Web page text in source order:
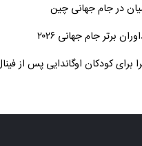
در جام جهانی چین
برتر جام جهانی ۲۰۲۶
برای کودکان اوگاندایی پس از